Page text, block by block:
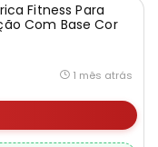
Fitness Para
Com Base Cor
1 mês atrás